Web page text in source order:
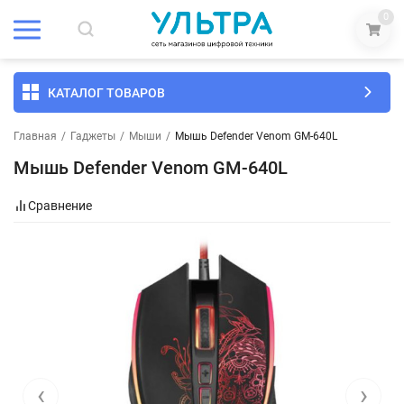
0
КАТАЛОГ ТОВАРОВ
Главная / Гаджеты / Мыши / Мышь Defender Venom GM-640L
Мышь Defender Venom GM-640L
Сравнение
‹ ›